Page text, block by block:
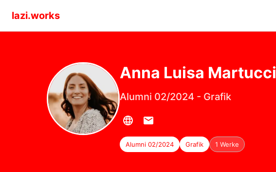
lazi.works
Anna Luisa Martucci
Alumni 02/2024 - Grafik
Alumni 02/2024 Grafik 1 Werke